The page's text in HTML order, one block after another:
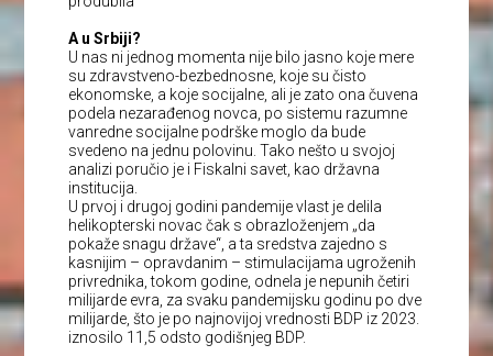
A u Srbiji?
U nas ni jednog momenta nije bilo jasno koje mere
su zdravstveno-bezbednosne, koje su čisto
ekonomske, a koje socijalne, ali je zato ona čuvena
podela nezarađenog novca, po sistemu razumne
vanredne socijalne podrške moglo da bude
svedeno na jednu polovinu. Tako nešto u svojoj
analizi poručio je i Fiskalni savet, kao državna
institucija.
U prvoj i drugoj godini pandemije vlast je delila
helikopterski novac čak s obrazloženjem „da
pokaže snagu države“, a ta sredstva zajedno s
kasnijim – opravdanim – stimulacijama ugroženih
privrednika, tokom godine, odnela je nepunih četiri
milijarde evra, za svaku pandemijsku godinu po dve
milijarde, što je po najnovijoj vrednosti BDP iz 2023.
iznosilo 11,5 odsto godišnjeg BDP.